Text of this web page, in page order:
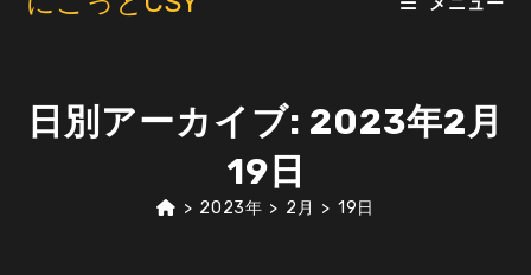
日別アーカイブ: 2023年2月
19日
> 2023年 > 2月 > 19日